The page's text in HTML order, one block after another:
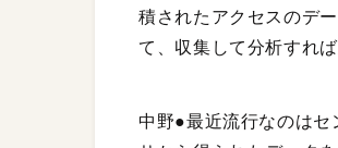
積されたアクセスのデ
て、収集して分析すれ
中野●最近流行なのはセ